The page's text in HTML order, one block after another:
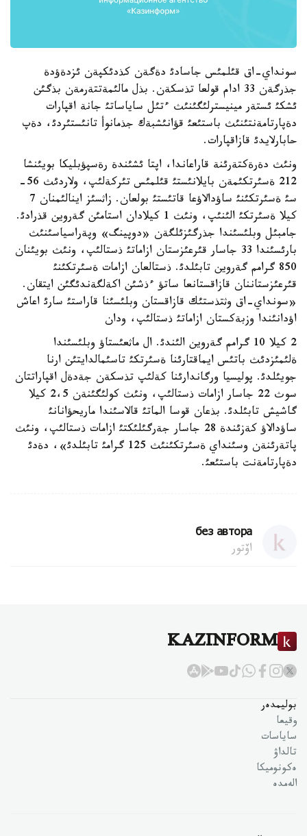
سونداي-اق قئلمئس جاسادئ دةگةن كذدئكپةن ئزدةؤدة
جذرگةن 33 ادام قولعا تذسكةن. بذل مالئمةتتةرمةن بذگئن
ئشكئ ئستةر مينيسترلئگئنئث ءتئل ساياساتئ جانة اقپارات
دةپارتامةنتئنئث باستئعئ قؤانئشبةك جذمانوأ تانئستئردئ، دةپ
حابارلايدئ قازاقپارات.
ونئث دةرةكتةرئنة قاراعاندا، اپتا ئشئندة رةسپؤبليكا بويئنشا
212 ةسئرتكئمةن بايلانئستئ قئلمئس تئركةلئپ، ولاردئث 56-
سئ ةسئرتكئنئ ساؤدالاؤعا قاتئستئ بولعان. زاثسئز اينالئمنان 7
كيلا ةسئرتكئ الئنئپ، ونئث 1 كيلادان استامئن گةروين قذرادئ.
جامبئل وبلئسئندا جذرگئزئلگةن «دوپينگ» وپةراسياسئنئث
بارئسئندا 33 جاسار قئرعئزستان ازاماتئ ذستالئپ، ونئث بويئنان
850 گرامم گةروين تابئلدئ. ذستالعان ازامات ةسئرتكئنئ
قئرعئزستاننان قازاقستانعا ساتؤ ءذشئن اكةلگةندئگئن ايتقان.
«سونداي-اق وثتذستئك قازاقستان وبلئسئنا قاراستئ سارئ اعاش
اؤدانئندا وزبةكستان ازاماتئ ذستالئپ، ودان
2 كيلا 10 گرامم گةروين الئندئ. ال ماثعئستاؤ وبلئسئندا
ةلئمئزدئث باتئس ايماقتارئنا ةسئرتكئ تاسئمالدايتئن ارنا
جويئلدئ. پوليسيا ورگاندارئنا كةلئپ تذسكةن جةدةل اقپاراتتان
سوث 22 جاسار ازامات ذستالئپ، ونئث كولئگئنةن 2،5 كيلا
گاشيش تابئلدئ. بذعان قوسا الماتئ قالاسئندا ماريحؤانانئ
ساؤدالاؤ كةزئندة 28 جاسار جةرگئلئكتئ ازامات ذستالئپ، ونئث
پاتةرئنةن وسئنداي ةسئرتكئنئث 125 گرامئ تابئلدئ»، دةدئ
دةپارتامةنت باستئعئ.
без автора
اۆتور
KAZINFORM
بوليمدەر
وقيعا
ساياسات
تالداۋ
ەكونوميكا
الەمدە